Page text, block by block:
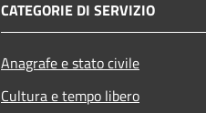
CATEGORIE DI SERVIZIO
Anagrafe e stato civile
Cultura e tempo libero